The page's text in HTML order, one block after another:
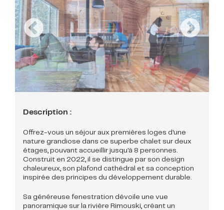
Description :
Offrez-vous un séjour aux premières loges d'une
nature grandiose dans ce superbe chalet sur deux
étages, pouvant accueillir jusqu'à 8 personnes.
Construit en 2022, il se distingue par son design
chaleureux, son plafond cathédral et sa conception
inspirée des principes du développement durable.
Sa généreuse fenestration dévoile une vue
panoramique sur la rivière Rimouski, créant un